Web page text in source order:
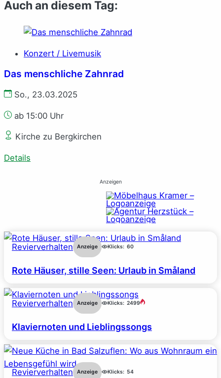
Auch an diesem Tag:
Konzert / Livemusik
Das menschliche Zahnrad
So., 23.03.2025
ab 15:00 Uhr
Kirche zu Bergkirchen
Details
Anzeigen
Revierverhalten Anzeige Klicks: 60
Rote Häuser, stille Seen: Urlaub in Småland
Revierverhalten Anzeige Klicks: 2499
Klaviernoten und Lieblingssongs
Revierverhalten Anzeige Klicks: 54